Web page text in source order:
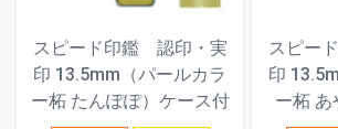
スピード印鑑 認印・実
印 13.5mm（パールカラ
ー柘 たんぽぽ）ケース付
スピー
印
ー柘 あ